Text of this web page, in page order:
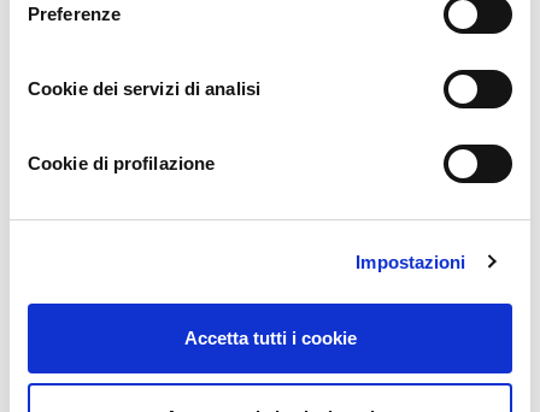
Preferenze
Cookie dei servizi di analisi
Cookie di profilazione
Impostazioni
Accetta tutti i cookie
C’è una ricetta che vi piacerebbe